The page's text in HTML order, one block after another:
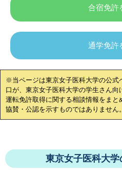
合宿免許
通学免許
※当ページは東京女子医科大学の公式
口が、 東京女子医科大学の学生さん向
運転免許取得に関する相談情報をまと
協賛・公認を示すものではありません。
東京女子医科大